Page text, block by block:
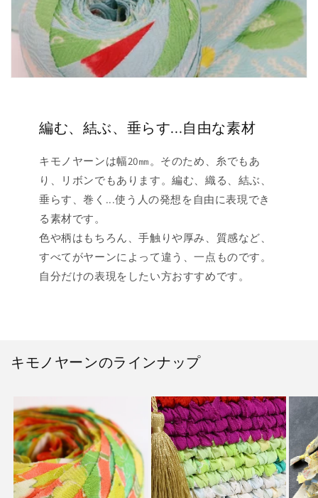
編む、結ぶ、垂らす...自由な素材
キモノヤーンは幅20㎜。そのため、糸でもあ
り、リボンでもあります。編む、織る、結ぶ、
垂らす、巻く...使う人の発想を自由に表現でき
る素材です。
色や柄はもちろん、手触りや厚み、質感など、
すべてがヤーンによって違う、一点ものです。
自分だけの表現をしたい方おすすめです。
キモノヤーンのラインナップ